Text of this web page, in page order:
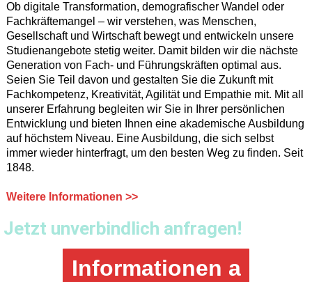
Ob digitale Transformation, demografischer Wandel oder
Fachkräftemangel – wir verstehen, was Menschen,
Gesellschaft und Wirtschaft bewegt und entwickeln unsere
Studienangebote stetig weiter. Damit bilden wir die nächste
Generation von Fach- und Führungskräften optimal aus.
Seien Sie Teil davon und gestalten Sie die Zukunft mit
Fachkompetenz, Kreativität, Agilität und Empathie mit. Mit all
unserer Erfahrung begleiten wir Sie in Ihrer persönlichen
Entwicklung und bieten Ihnen eine akademische Ausbildung
auf höchstem Niveau. Eine Ausbildung, die sich selbst
immer wieder hinterfragt, um den besten Weg zu finden. Seit
1848.
Weitere Informationen >>
Jetzt unverbindlich anfragen!
Informationen a